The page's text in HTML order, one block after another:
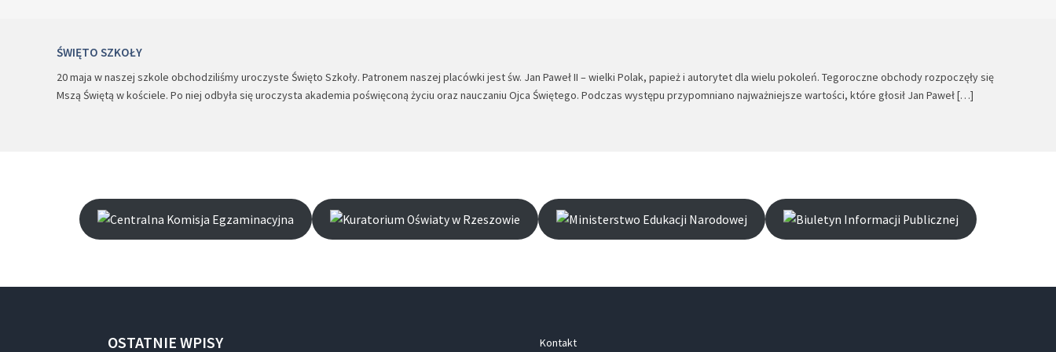
ŚWIĘTO SZKOŁY
20 maja w naszej szkole obchodziliśmy uroczyste Święto Szkoły. Patronem naszej placówki jest św. Jan Paweł II – wielki Polak, papież i autorytet dla wielu pokoleń. Tegoroczne obchody rozpoczęły się
Mszą Świętą w kościele. Po niej odbyła się uroczysta akademia poświęconą życiu oraz nauczaniu Ojca Świętego. Podczas występu przypomniano najważniejsze wartości, które głosił Jan Paweł […]
OSTATNIE WPISY Kontakt